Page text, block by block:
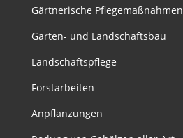
Gärtnerische Pflegemaßnahmen
Garten- und Landschaftsbau
Landschaftspflege
Forstarbeiten
Anpflanzungen